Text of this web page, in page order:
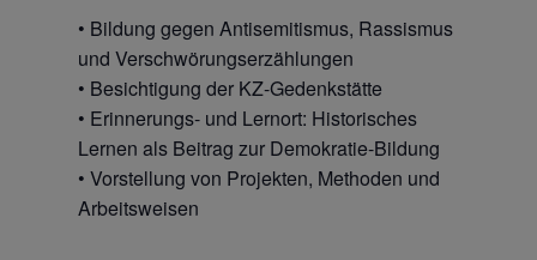
• Bildung gegen Antisemitismus, Rassismus
und Verschwörungserzählungen
• Besichtigung der KZ-Gedenkstätte
• Erinnerungs- und Lernort: Historisches
Lernen als Beitrag zur Demokratie-Bildung
• Vorstellung von Projekten, Methoden und
Arbeitsweisen